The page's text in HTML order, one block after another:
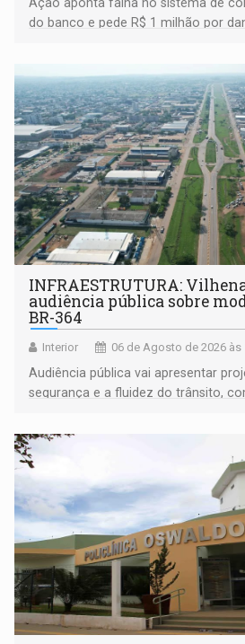
do banco e pede R$ 1 milhão por
INFRAESTRUTURA:
audiência pública sobre
BR-364
Interior 06 de Agosto de 2026 às
Audiência pública vai apresentar
segurança e a fluidez do trânsito,